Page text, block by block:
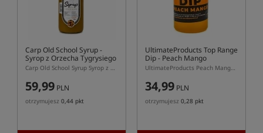
Carp Old School Syrup-
Syrop z Orzecha Tygrysiego
Carp Old School Syrup Syrop z Orzecha Tygrysiego – naturalny płynny dodatek 750 ml
59,99 PLN
otrzymujesz 0,44 pkt
UltimateProducts Top Range
Dip - Peach Mango
UltimateProducts Peach Mango Dip – Skoncentrowany Owocowy Dip Karpiowy
34,99 PLN
otrzymujesz 0,28 pkt